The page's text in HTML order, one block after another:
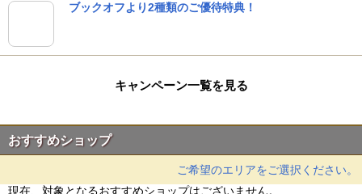
ブックオフより2種類のご優待特典！
キャンペーン一覧を見る
おすすめショップ
ご希望のエリアをご選択ください。
現在、対象となるおすすめショップはございません。